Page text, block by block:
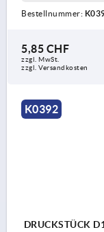
Bestellnummer:
5,85 CHF
zzgl. MwSt.
zzgl. Versandkosten
K0392
DRUCKSTÜCK D1=12, FORM:S, EDELSTAHL,